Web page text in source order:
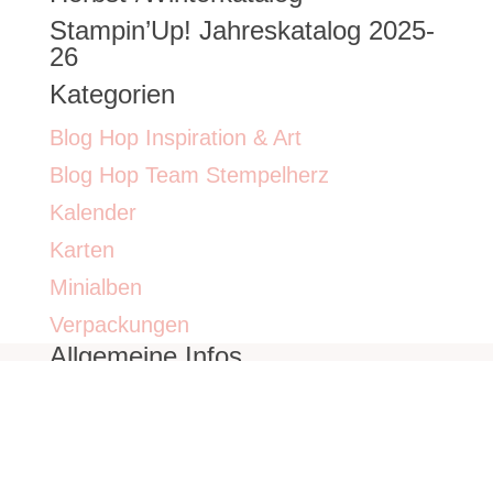
Kontakt
Über mich
Impressum
Datenschutzerklärung
Archiv
Cookie Consent mit Real Cookie Banner